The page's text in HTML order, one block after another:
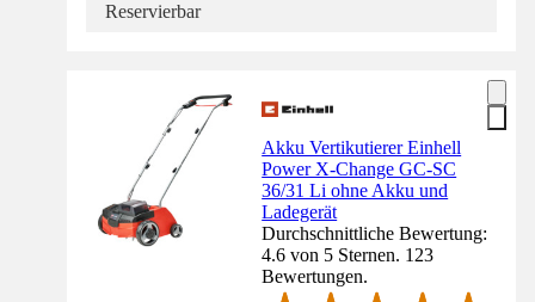
Reservierbar
Akku Vertikutierer Einhell
Power X-Change GC-SC
36/31 Li ohne Akku und
Ladegerät
Durchschnittliche Bewertung:
4.6 von 5 Sternen. 123
Bewertungen.